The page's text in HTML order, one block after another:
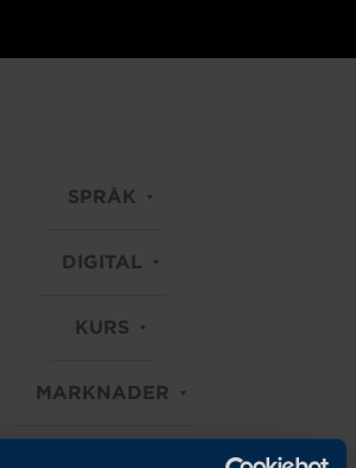
SPRÅK
DIGITAL
KURS
MARKNADER